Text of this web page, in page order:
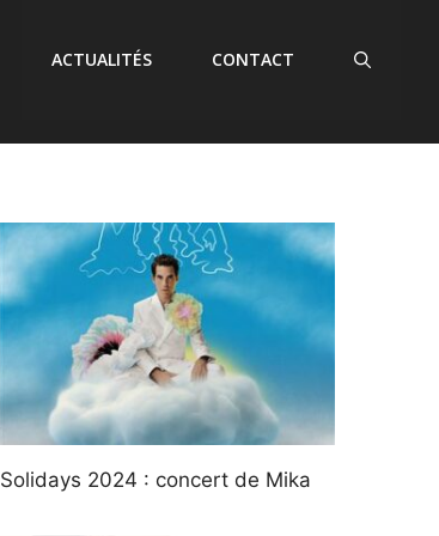
ACTUALITÉS CONTACT
Solidays 2024 : concert de Mika